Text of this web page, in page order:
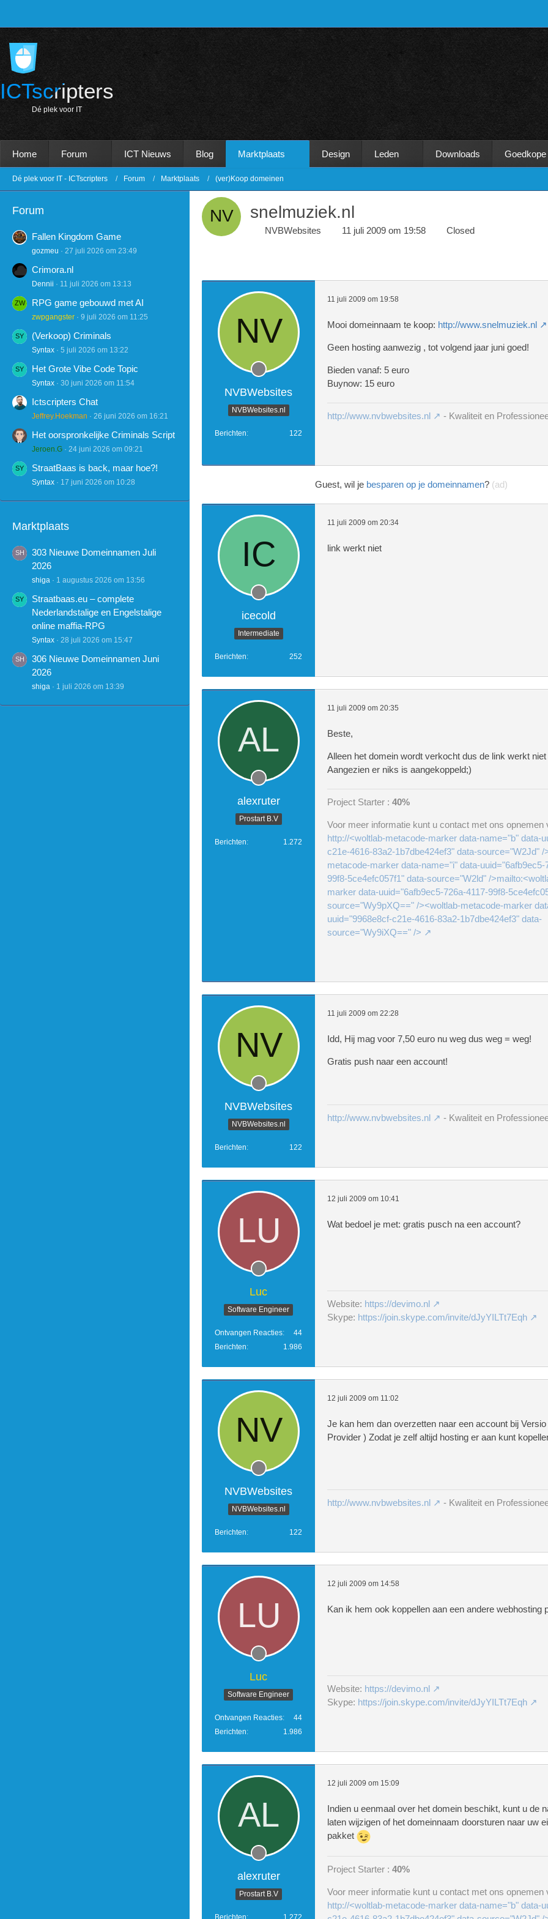
ICTscripters
Dé p e k voor T
Home Forum ICT Nieuws Blog Marktplaats Design Leden Downloads
Dé plek voor IT - ICTscripters Forum Marktplaats (ver)Koop domeinen
Forum
Fallen Kingdom Game
gozmeu 27 juli 2026 om 23:49
Crimora.nl
Dennii 11 juli 2026 om 13:13
RPG game gebouwd met AI
zwpgangster 9 juli 2026 om 11:25
(Verkoop) Criminals
Syntax 5 juli 2026 om 13:22
Het Grote Vibe Code Topic
Syntax 30 juni 2026 om 11:54
Ictscripters Chat
Jeffrey.Hoekman 26 juni 2026 om 16:21
Het oorspronkelijke Criminals Script
Jeroen.G 24 juni 2026 om 09:21
StraatBaas is back, maar hoe?!
Syntax 17 juni 2026 om 10:28
Marktplaats
303 Nieuwe Domeinnamen Juli
2026
shiga 1 augustus 2026 om 13:56
Straatbaas.eu – complete
Nederlandstalige en Engelstalige
online maffia-RPG
Syntax 28 juli 2026 om 15:47
306 Nieuwe Domeinnamen Juni
2026
shiga 1 juli 2026 om 13:39
snelmuziek.nl
NVBWebsites 11 juli 2009 om 19:58 Closed
NVBWebsites
NVBWebsites.nl
Berichten 122
11 juli 2009 om 19:58
Mooi domeinnaam te koop: http://www.snelmuziek.nl
Geen hosting aanwezig , tot volgend jaar juni goed!
Bieden vanaf: 5 euro
Buynow: 15 euro
http://www.nvbwebsites.nl - Kwaliteit en
Guest, wil je besparen op je domeinnamen? (ad)
icecold
Intermediate
Berichten 252
11 juli 2009 om 20:34
link werkt niet
alexruter
Prostart B.V
Berichten 1.272
11 juli 2009 om 20:35
Beste,
Alleen het domein wordt verkocht dus de link werkt niet
Aangezien er niks is aangekoppeld;)
Project Starter : 40%
Voor meer informatie kunt u contact met ons opnemen
http://<woltlab-metacode-marker data-name="b" data-
c21e-4616-83a2-1b7dbe424ef3" data-source="W2Jd" /
metacode-marker data-name="i" data-uuid="6afb9ec5-
99f8-5ce4efc057f1" data-source="W2ld" /
marker data-uuid="6afb9ec5-726a-4117-99f8-
source="Wy9pXQ==" /><woltlab-metacode-marker
uuid="9968e8cf-c21e-4616-83a2-1b7dbe424ef3" data-
source="Wy9iXQ==" />
NVBWebsites
NVBWebsites.nl
Berichten 122
11 juli 2009 om 22:28
Idd, Hij mag voor 7,50 euro nu weg dus weg = weg!
Gratis push naar een account!
http://www.nvbwebsites.nl - Kwaliteit en
Luc
Software Engineer
Ontvangen Reacties
44
Berichten
1.986
12 juli 2009 om 10:41
Wat bedoel je met: gratis pusch na een account?
Website: https://devimo.nl
Skype: https://join.skype.com/invite/dJyYILTt7Eqh
NVBWebsites
NVBWebsites.nl
Berichten 122
12 juli 2009 om 11:02
Je kan hem dan overzetten naar een account bij
Provider ) Zodat je zelf altijd hosting er aan kunt
http://www.nvbwebsites.nl - Kwaliteit en
Luc
Software Engineer
Ontvangen Reacties
44
Berichten
1.986
12 juli 2009 om 14:58
Kan ik hem ook koppellen aan een andere webhosting
Website: https://devimo.nl
Skype: https://join.skype.com/invite/dJyYILTt7Eqh
alexruter
Prostart B.V
Berichten 1.272
12 juli 2009 om 15:09
Indien u eenmaal over het domein beschikt, kunt u de
laten wijzigen of het domeinnaam doorsturen naar uw
pakket
Project Starter : 40%
Voor meer informatie kunt u contact met ons opnemen
http://<woltlab-metacode-marker data-name="b" data-